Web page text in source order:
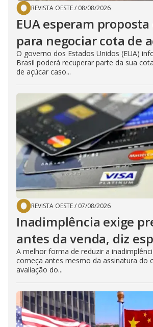
REVISTA OESTE/ 08/08/2026
EUA esperam proposta
para negociar cota de
O governo dos Estados Unidos (EUA)
Brasil poderá recuperar parte da sua
de açúcar caso...
REVISTA OESTE/ 07/08/2026
Inadimplência exige
antes da venda, diz
A melhor forma de reduzir a
começa antes mesmo da assinatura do
avaliação do...